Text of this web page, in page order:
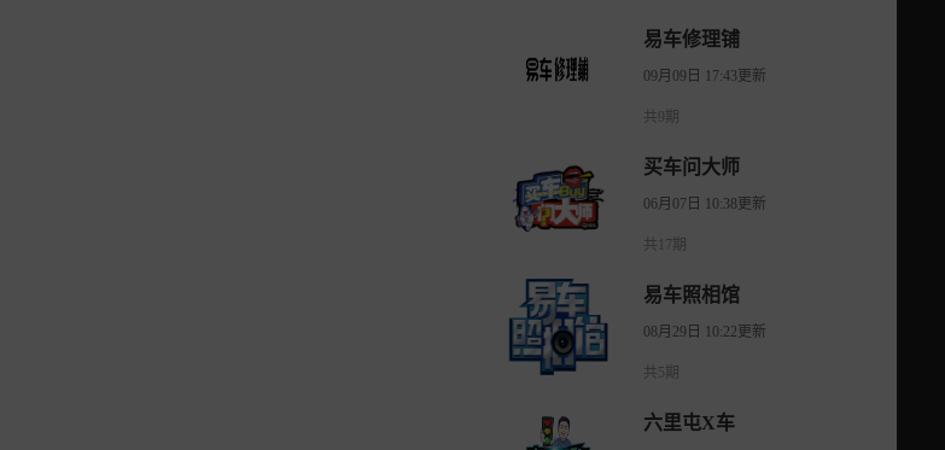
易车修理铺
09月09日 17:43更新
共9期
买车问大师
06月07日 10:38更新
共17期
易车照相馆
08月29日 10:22更新
共5期
六里屯X车